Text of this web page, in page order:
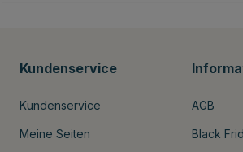
Kundenservice
Kundenservice
Meine Seiten
AGB
Black